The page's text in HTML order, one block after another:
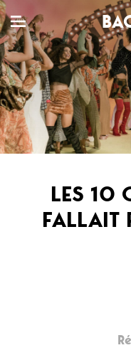
TV
Clips
Live
Documentaires
Web-séries
LES 10
FALLAIT